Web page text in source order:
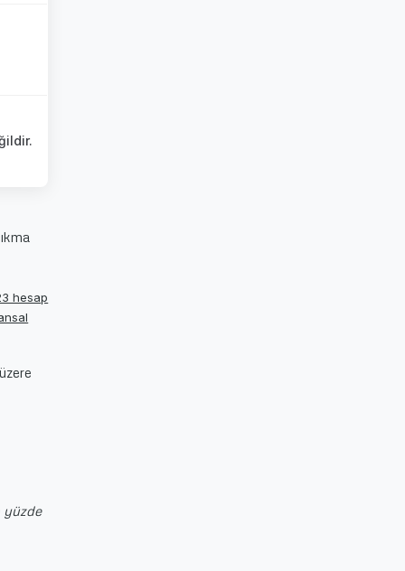
hesap
yüzde